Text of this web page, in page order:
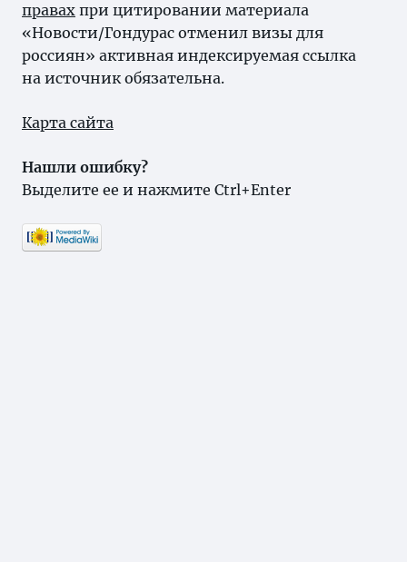
правах при цитировании материала
«Новости/Гондурас отменил визы для
россиян» активная индексируемая ссылка
на источник обязательна.
Карта сайта
Нашли ошибку?
Выделите ее и нажмите Ctrl+Enter